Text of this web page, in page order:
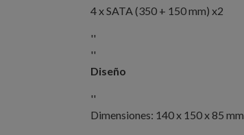
4 x SATA (350 + 150 mm) x2
''
''
Diseño
''
Dimensiones: 140 x 150 x 85 mm